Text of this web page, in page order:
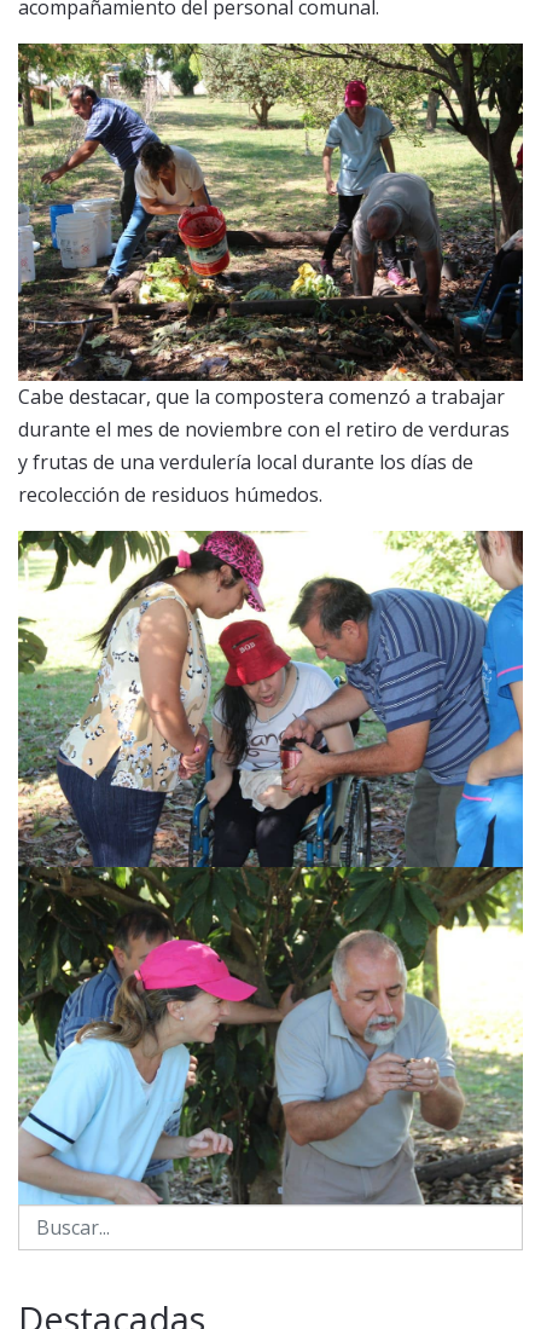
acompañamiento del personal comunal.
Cabe destacar, que la compostera comenzó a trabajar
durante el mes de noviembre con el retiro de verduras
y frutas de una verdulería local durante los días de
recolección de residuos húmedos.
Destacadas